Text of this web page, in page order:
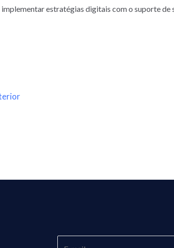
implementar estratégias digitais com o suporte